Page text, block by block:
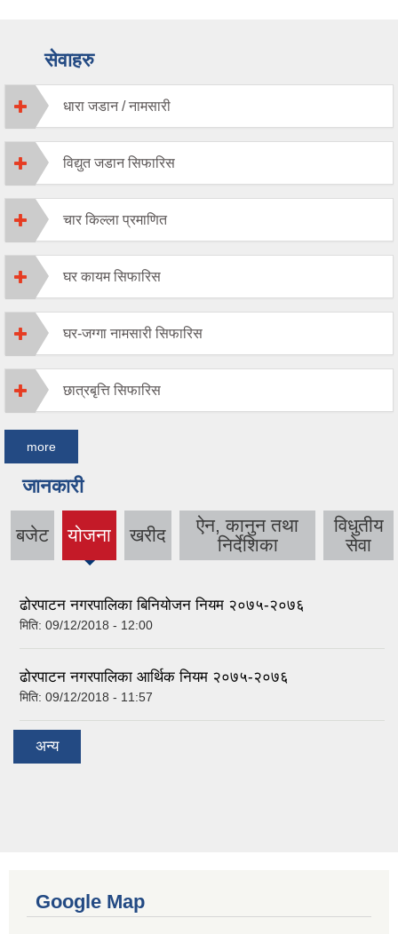
सेवाहरु
धारा जडान / नामसारी
विद्युत जडान सिफारिस
चार किल्ला प्रमाणित
घर कायम सिफारिस
घर-जग्गा नामसारी सिफारिस
छात्रबृत्ति सिफारिस
more
जानकारी
बजेट योजना
(active
tab)
खरीद
ऐन, कानुन तथा
निर्देशिका
विधुतीय
सेवा
ढोरपाटन नगरपालिका बिनियोजन नियम २०७५-२०७६
मिति: 09/12/2018 - 12:00
ढोरपाटन नगरपालिका आर्थिक नियम २०७५-२०७६
मिति: 09/12/2018 - 11:57
अन्य
Google Map